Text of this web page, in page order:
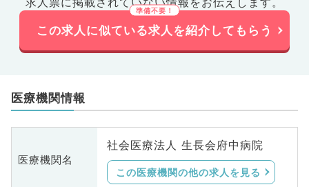
この求人に似ている求人を紹介してもらう
医療機関情報
医療機関名
社会医療法人 生長会府中病院
この医療機関の他の求人を見る